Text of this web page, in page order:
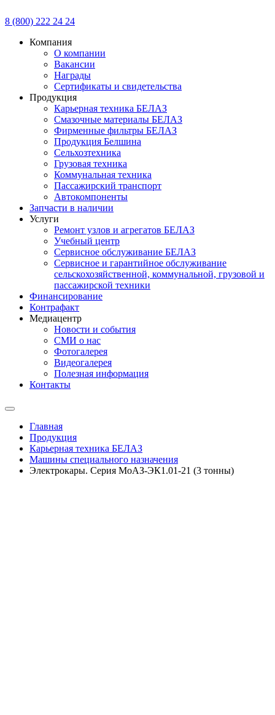
8 (800) 222 24 24
Компания
О компании
Вакансии
Награды
Сертификаты и свидетельства
Продукция
Карьерная техника БЕЛАЗ
Смазочные материалы БЕЛАЗ
Фирменные фильтры БЕЛАЗ
Продукция Белшина
Сельхозтехника
Грузовая техника
Коммунальная техника
Пассажирский транспорт
Автокомпоненты
Запчасти в наличии
Услуги
Ремонт узлов и агрегатов БЕЛАЗ
Учебный центр
Сервисное обслуживание БЕЛАЗ
Сервисное и гарантийное обслуживание
сельскохозяйственной, коммунальной, грузовой и
пассажирской техники
Финансирование
Контрафакт
Медиацентр
Новости и события
СМИ о нас
Фотогалерея
Видеогалерея
Полезная информация
Контакты
Главная
Продукция
Карьерная техника БЕЛАЗ
Машины специального назначения
Электрокары. Серия МоАЗ-ЭК1.01-21 (3 тонны)